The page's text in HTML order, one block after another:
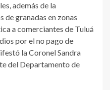
además de la
de granadas en zonas
a comerciantes de Tuluá
por el no pago de
la Coronel Sandra
del Departamento de